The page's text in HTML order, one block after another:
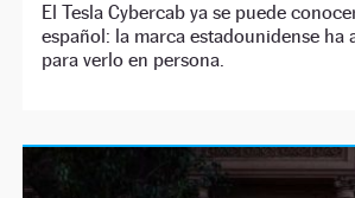
El Tesla Cybercab ya se puede
español: la marca estadounidense ha
para verlo en persona.